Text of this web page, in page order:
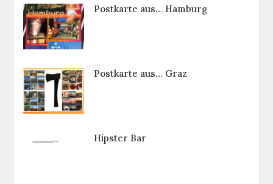
Postkarte aus… Hamburg
Postkarte aus… Graz
Hipster Bar